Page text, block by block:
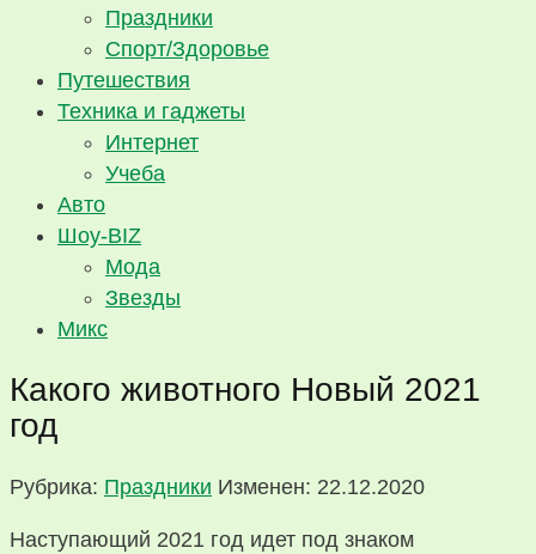
Праздники
Спорт/Здоровье
Путешествия
Техника и гаджеты
Интернет
Учеба
Авто
Шоу-BIZ
Мода
Звезды
Микс
Какого животного Новый 2021
год
Рубрика: Праздники Изменен: 22.12.2020
Наступающий 2021 год идет под знаком